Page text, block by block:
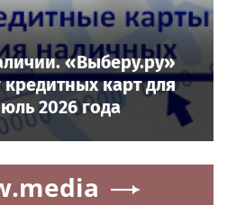
«Выберу.ру»
кредитных карт для
2026 года